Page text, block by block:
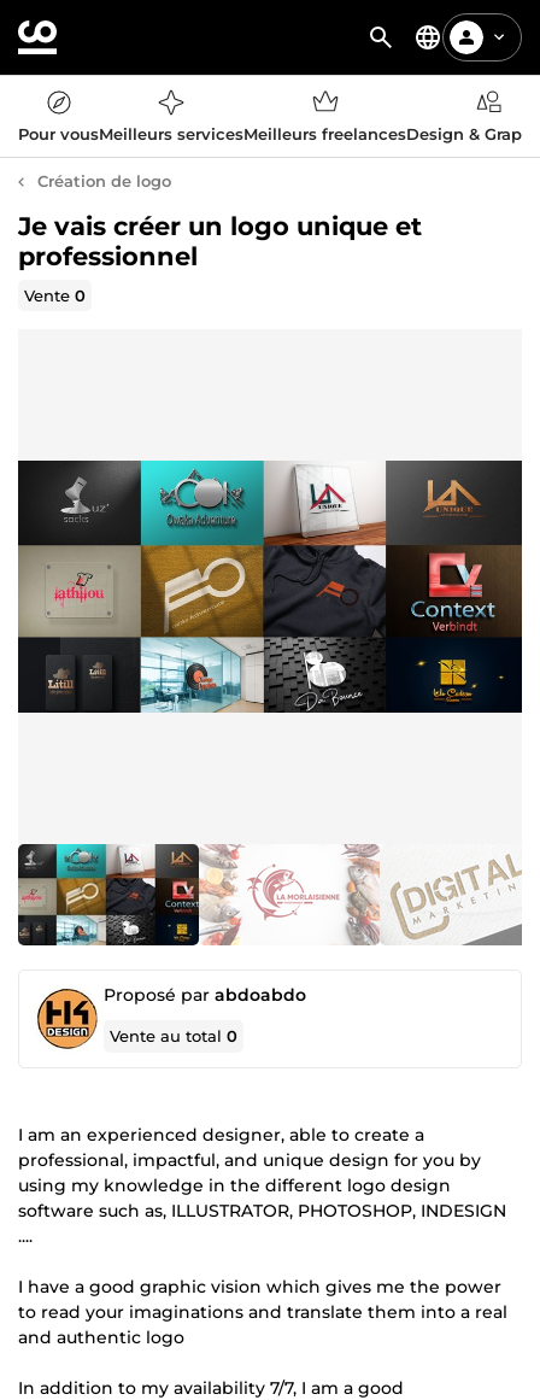
Pour vousMeilleurs servicesMeilleurs freelancesDesign &
Création de logo
Je vais créer un logo unique et
professionnel
Vente0
Proposé par abdoabdo
Vente au total0
I am an experienced designer, able to create a
professional, impactful, and unique design for you by
using my knowledge in the different logo design
software such as, ILLUSTRATOR, PHOTOSHOP, INDESIGN
....
I have a good graphic vision which gives me the power
to read your imaginations and translate them into a real
and authentic logo
In addition to my availability 7/7, I am a good